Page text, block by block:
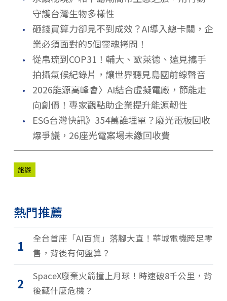
守護台灣生物多樣性
． 砸錢買算力卻見不到成效？AI導入總卡關，企
業必須面對的5個靈魂拷問！
． 從帛琉到COP31！輔大、歐萊德、遠見攜手
拍攝氣候紀錄片，讓世界聽見島國前線聲音
．
2026能源高峰會〉AI結合虛擬電廠，節能走
向創價！專家觀點助企業提升能源韌性
．
ESG台灣快訊》354萬誰埋單？廢光電板回收
爆爭議，26座光電案場未繳回收費
旅遊
熱門推薦
1
全台首座「AI百貨」落腳大直！華城電機跨足零
售，背後有何盤算？
2
SpaceX廢棄火箭撞上月球！時速破8千公里，背
後藏什麼危機？